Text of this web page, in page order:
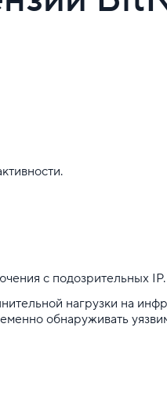
с подозрительных IP.
нагрузки на
обнаруживать